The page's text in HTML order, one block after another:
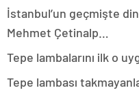
İstanbul’un geçmişte
Mehmet Çetinalp…
Tepe lambalarını ilk o
Tepe lambası